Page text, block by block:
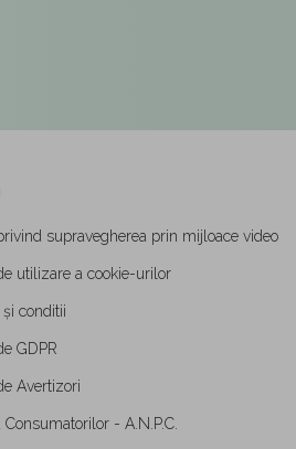
supravegherea prin mijloace video
utilizare a cookie-urilor
conditii
GDPR
Avertizori
Consumatorilor - A.N.P.C.